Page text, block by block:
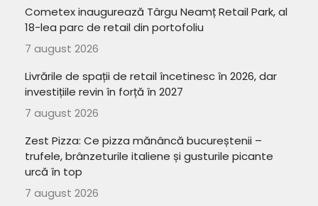
Cometex inaugurează Târgu Neamț Retail Park, al
18-lea parc de retail din portofoliu
7 august 2026
Livrările de spații de retail încetinesc în 2026, dar
investițiile revin în forță în 2027
7 august 2026
Zest Pizza: Ce pizza mănâncă bucureștenii –
trufele, brânzeturile italiene și gusturile picante
urcă în top
7 august 2026